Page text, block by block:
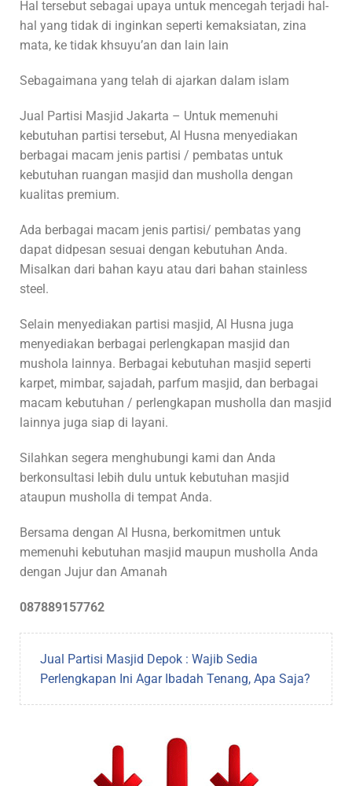
Hal tersebut sebagai upaya untuk mencegah terjadi hal-
hal yang tidak di inginkan seperti kemaksiatan, zina
mata, ke tidak khsuyu’an dan lain lain
Sebagaimana yang telah di ajarkan dalam islam
Jual Partisi Masjid Jakarta – Untuk memenuhi
kebutuhan partisi tersebut, Al Husna menyediakan
berbagai macam jenis partisi / pembatas untuk
kebutuhan ruangan masjid dan musholla dengan
kualitas premium.
Ada berbagai macam jenis partisi/ pembatas yang
dapat didpesan sesuai dengan kebutuhan Anda.
Misalkan dari bahan kayu atau dari bahan stainless
steel.
Selain menyediakan partisi masjid, Al Husna juga
menyediakan berbagai perlengkapan masjid dan
mushola lainnya. Berbagai kebutuhan masjid seperti
karpet, mimbar, sajadah, parfum masjid, dan berbagai
macam kebutuhan / perlengkapan musholla dan masjid
lainnya juga siap di layani.
Silahkan segera menghubungi kami dan Anda
berkonsultasi lebih dulu untuk kebutuhan masjid
ataupun musholla di tempat Anda.
Bersama dengan Al Husna, berkomitmen untuk
memenuhi kebutuhan masjid maupun musholla Anda
dengan Jujur dan Amanah
087889157762
Jual Partisi Masjid Depok : Wajib Sedia
Perlengkapan Ini Agar Ibadah Tenang, Apa Saja?